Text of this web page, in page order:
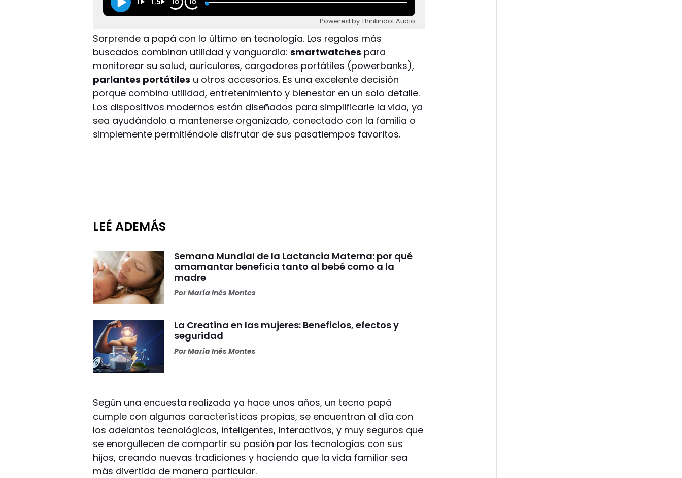
1 1.5 10 10
Powered by Thinkindot Audio
Sorprende a papá con lo último en tecnología. Los regalos más
buscados combinan utilidad y vanguardia:smartwatches para
monitorear su salud, auriculares, cargadores portátiles (powerbanks),
parlantes portátiles u otros accesorios. Es una excelente decisión
porque combina utilidad, entretenimiento y bienestar en un solo detalle.
Los dispositivos modernos están diseñados para simplificarle la vida, ya
sea ayudándolo a mantenerse organizado, conectado con la familia o
simplemente permitiéndole disfrutar de sus pasatiempos favoritos.
LEÉ ADEMÁS
Semana Mundial de la Lactancia Materna: por qué
amamantar beneficia tanto al bebé como a la
madre
PorMaría Inés Montes
La Creatina en las mujeres: Beneficios, efectos y
seguridad
PorMaría Inés Montes
Según una encuesta realizada ya hace unos años, un tecno papá
cumple con algunas características propias, se encuentran al día con
los adelantos tecnológicos, inteligentes, interactivos, y muy seguros que
se enorgullecen de compartir su pasión por las tecnologías con sus
hijos, creando nuevas tradiciones y haciendo que la vida familiar sea
más divertida de manera particular.